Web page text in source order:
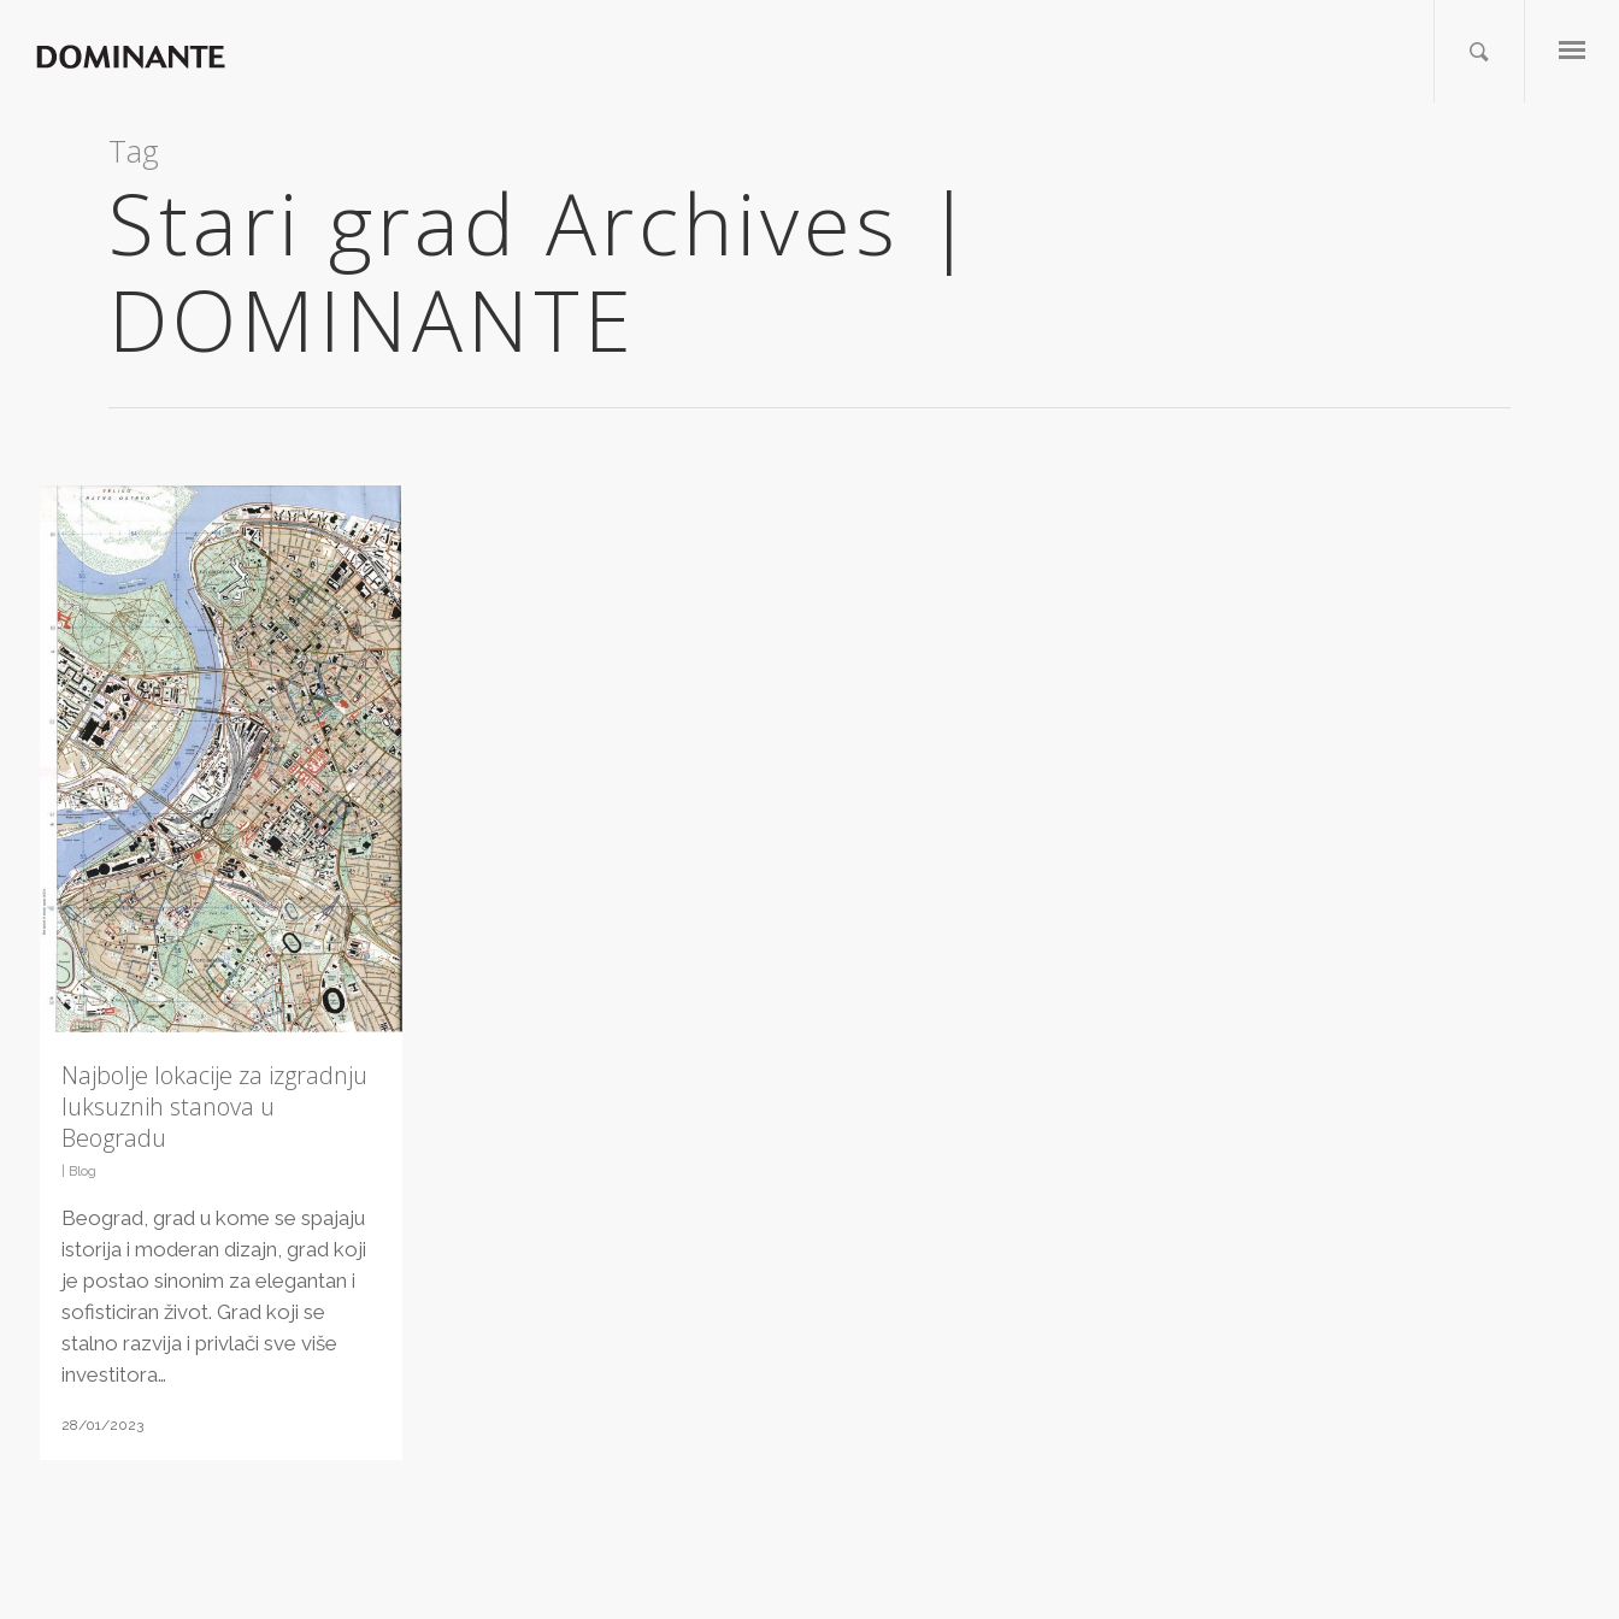
Tag
Stari grad Archives |
DOMINANTE
Najbolje lokacije za izgradnju
luksuznih stanova u
Beogradu
Blog
Beograd, grad u kome se spajaju
istorija i moderan dizajn, grad koji
je postao sinonim za elegantan i
sofisticiran život. Grad koji se
stalno razvija i privlači sve više
investitora…
28/01/2023